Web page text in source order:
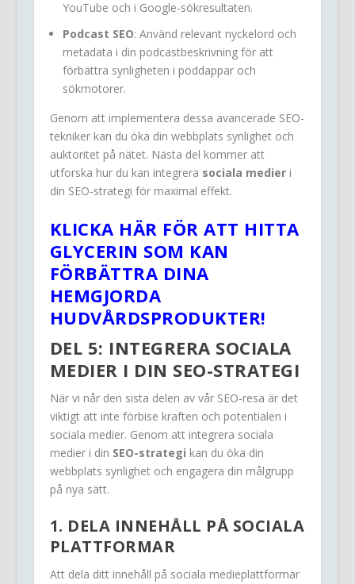
YouTube och i Google-sökresultaten.
Podcast SEO: Använd relevant nyckelord och
metadata i din podcastbeskrivning för att
förbättra synligheten i poddappar och
sökmotorer.
Genom att implementera dessa avancerade SEO-
tekniker kan du öka din webbplats synlighet och
auktoritet på nätet. Nästa del kommer att
utforska hur du kan integrera sociala medieri
din SEO-strategi för maximal effekt.
KLICKA HÄR FÖR ATT HITTA
GLYCERIN SOM KAN
FÖRBÄTTRA DINA
HEMGJORDA
HUDVÅRDSPRODUKTER!
DEL 5: INTEGRERA SOCIALA
MEDIER I DIN SEO-STRATEGI
När vi når den sista delen av vår SEO-resa är det
viktigt att inte förbise kraften och potentialen i
sociala medier. Genom att integrera sociala
medier i din SEO-strategi kan du öka din
webbplats synlighet och engagera din målgrupp
på nya sätt.
1. DELA INNEHÅLL PÅ SOCIALA
PLATTFORMAR
Att dela ditt innehåll på sociala medieplattformar